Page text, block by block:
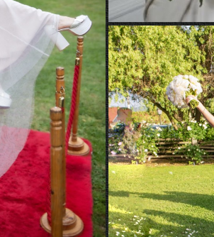
album-matrimonio1-001